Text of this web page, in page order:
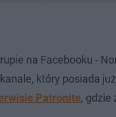
na Facebooku -
który posiada
Patronite, gdzie